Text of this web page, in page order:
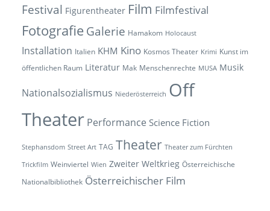
Festival Figurentheater Film Filmfestival
Fotografie Galerie Hamakom Holocaust
Installation Italien KHM Kino Kosmos Theater Krimi Kunst im
öffentlichen Raum Literatur Mak Menschenrechte MUSA Musik
Nationalsozialismus Niederösterreich Off
Theater Performance Science Fiction
Stephansdom Street Art TAG Theater Theater zum Fürchten
Trickfilm Weinviertel Wien Zweiter Weltkrieg Österreichische
Nationalbibliothek Österreichischer Film